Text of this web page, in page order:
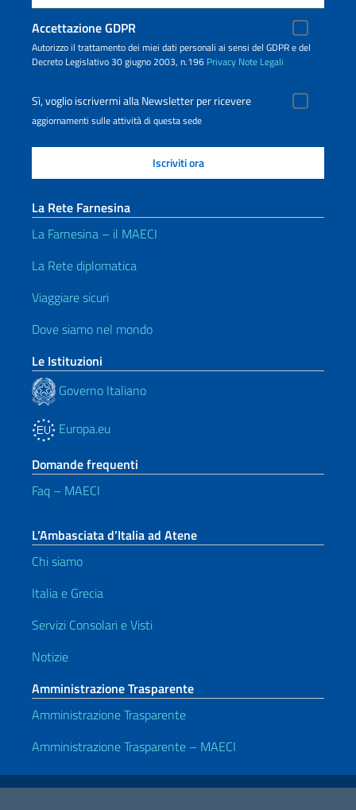
Accettazione GDPR
Autorizzo il trattamento dei miei dati personali ai sensi del GDPR e del
Decreto Legislativo 30 giugno 2003, n.196 Privacy Note Legali
Sì, voglio iscrivermi alla Newsletter per ricevere
aggiornamenti sulle attività di questa sede
La Rete Farnesina
La Farnesina – il MAECI
La Rete diplomatica
Viaggiare sicuri
Dove siamo nel mondo
Le Istituzioni
Governo Italiano
Europa.eu
Domande frequenti
Faq – MAECI
L’Ambasciata d’Italia ad Atene
Chi siamo
Italia e Grecia
Servizi Consolari e Visti
Notizie
Amministrazione Trasparente
Amministrazione Trasparente
Amministrazione Trasparente – MAECI
Link Utili